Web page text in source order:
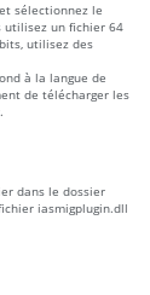
sélectionnez le
utilisez un fichier 64
utilisez des
à la langue de
de télécharger les
dans le dossier
iasmigplugin.dll